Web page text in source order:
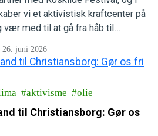
vi et aktivistisk kraftcenter på
vær med til at gå fra håb til
26. juni 2026
aktivisme olie
til Christiansborg: Gør os